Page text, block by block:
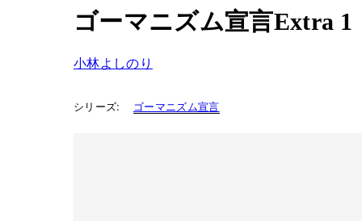
ゴーマニズム宣言Extra 1
小林よしのり
シリーズ: ゴーマニズム宣言